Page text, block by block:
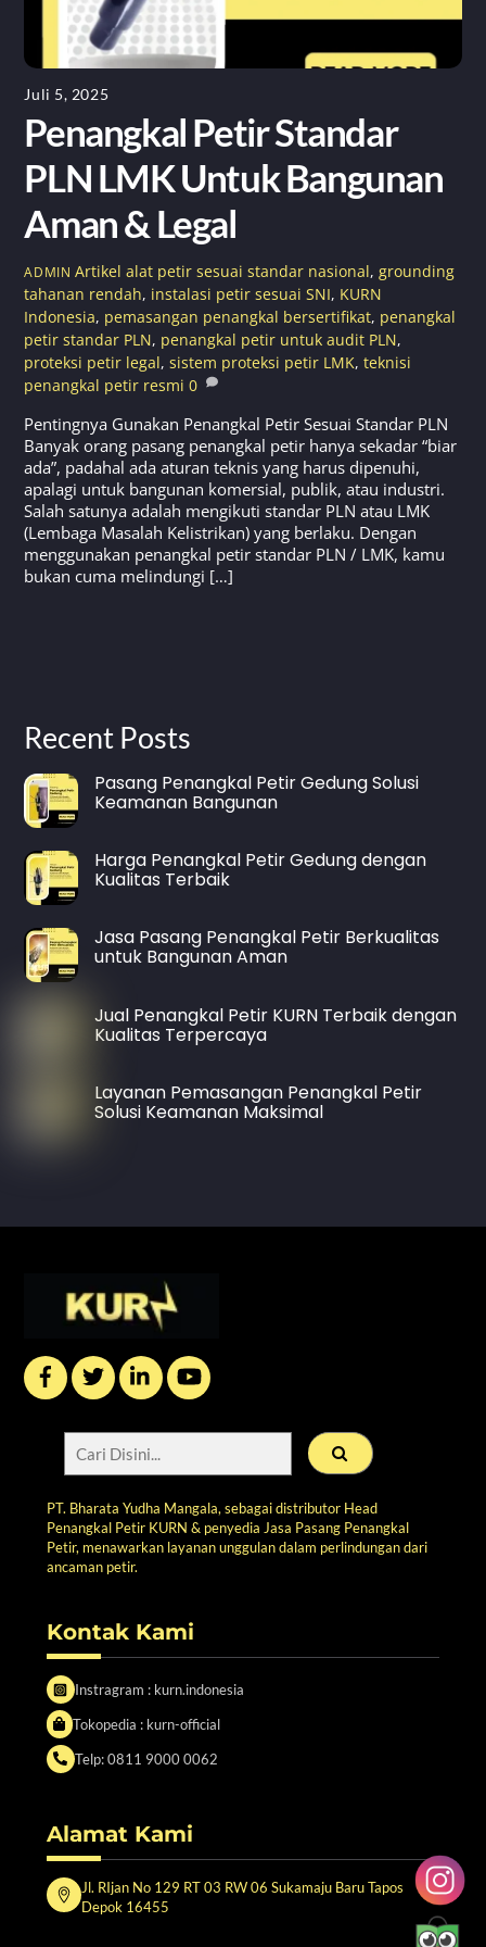
Juli 5, 2025
Penangkal Petir Standar
PLN LMK Untuk Bangunan
Aman & Legal
ADMIN Artikel alat petir sesuai standar nasional ,grounding
tahanan rendah, instalasi petir sesuai SNI, KURN
Indonesia, pemasangan penangkal bersertifikat, penangkal
petir standar PLN, penangkal petir untuk audit PLN,
proteksi petir legal ,sistem proteksi petir LMK,teknisi
penangkal petir resmi 0
Pentingnya Gunakan Penangkal Petir Sesuai Standar PLN
Banyak orang pasang penangkal petir hanya sekadar “biar
ada”, padahal ada aturan teknis yang harus dipenuhi,
apalagi untuk bangunan komersial, publik, atau industri.
Salah satunya adalah mengikuti standar PLN atau LMK
(Lembaga Masalah Kelistrikan) yang berlaku. Dengan
menggunakan penangkal petir standar PLN / LMK, kamu
bukan cuma melindungi […]
Recent Posts
Pasang Penangkal Petir Gedung Solusi
Keamanan Bangunan
Harga Penangkal Petir Gedung dengan
Kualitas Terbaik
Jasa Pasang Penangkal Petir Berkualitas
untuk Bangunan Aman
Jual Penangkal Petir KURN Terbaik dengan
Kualitas Terpercaya
Layanan Pemasangan Penangkal Petir
Solusi Keamanan Maksimal
PT. Bharata Yudha Mangala, sebagai distributor Head
Penangkal Petir KURN & penyedia Jasa Pasang Penangkal
Petir, menawarkan layanan unggulan dalam perlindungan dari
ancaman petir.
Kontak Kami
Instragram : kurn.indonesia
Tokopedia : kurn-official
Telp: 0811 9000 0062
Alamat Kami
Jl. RIjan No 129 RT 03 RW 06 Sukamaju Baru Tapos
Depok 16455